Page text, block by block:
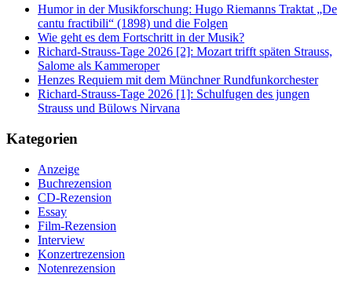
Humor in der Musikforschung: Hugo Riemanns Traktat „De
cantu fractibili“ (1898) und die Folgen
Wie geht es dem Fortschritt in der Musik?
Richard-Strauss-Tage 2026 [2]: Mozart trifft späten Strauss,
Salome als Kammeroper
Henzes Requiem mit dem Münchner Rundfunkorchester
Richard-Strauss-Tage 2026 [1]: Schulfugen des jungen
Strauss und Bülows Nirvana
Kategorien
Anzeige
Buchrezension
CD-Rezension
Essay
Film-Rezension
Interview
Konzertrezension
Notenrezension